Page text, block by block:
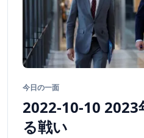
今日の一面
2022-10-10 2023
る戦い